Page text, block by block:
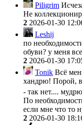
Piligrim
Не
2 2026-01-30
Leshij
по
обуви? у меня
2 2026-01-30
Tonik Всё
хандрю! Порой,
- так нет.... мудрю
По
если мне что то
2 2026-01-30